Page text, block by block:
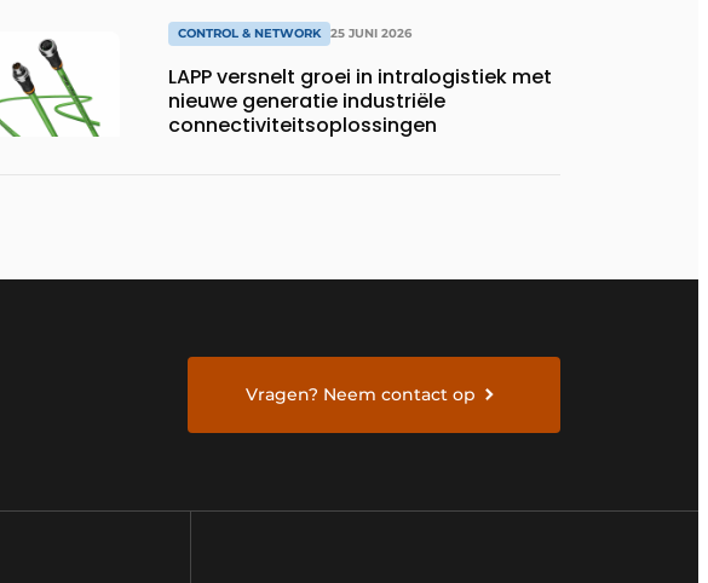
CONTROL & NETWORK 25 JUNI 2026
LAPP versnelt groei in intralogistiek met
nieuwe generatie industriële
connectiviteitsoplossingen
Vragen? Neem contact op